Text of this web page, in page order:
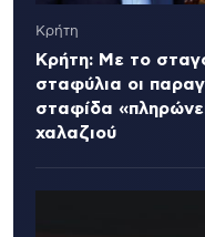
Κρήτη
Κρήτη: Με το
σταφύλια οι
σταφίδα
χαλαζιού